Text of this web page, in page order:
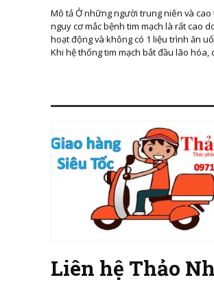
Mô tả Ở những người trung niên và cao
nguy cơ mắc bệnh tim mạch là rất cao
hoạt động và không có 1 liệu trình ăn
Khi hệ thống tim mạch bắt đầu lão hóa,
Liên hệ Thảo